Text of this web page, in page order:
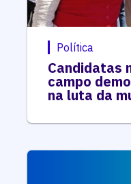
Política
Candidatas
campo
na luta da